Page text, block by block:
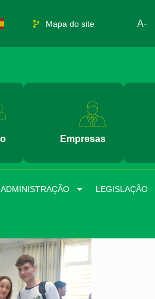
Mapa do site A-
Empresas
ADMINISTRAÇÃO LEGISLAÇÃO